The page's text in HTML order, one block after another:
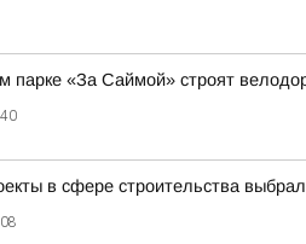
парке «За Саймой» строят
в сфере строительства